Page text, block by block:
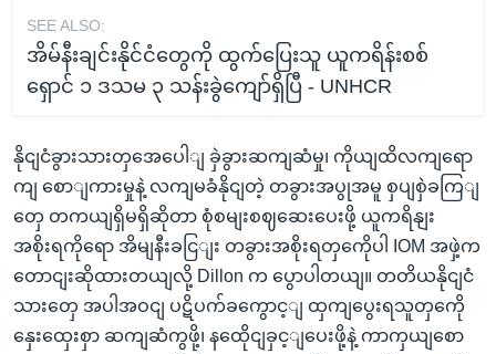
SEE ALSO:
အိမ်နီးချင်းနိုင်ငံတွေကို ထွက်ပြေးသူ ယူကရိန်းစစ်
ရှောင် ၁ ဒသမ ၃ သန်းခွဲကျော်ရှိပြီ - UNHCR
နိုငျငံခွားသားတှအေပေါျ ခှဲခွားဆကျဆံမှု၊ ကိုယျထိလကျရော
ကျ စောျကားမှုနဲ့ လကျမခံနိုငျတဲ့ တခွားအပွုအမူ စှပျစှဲခကြျ
တှေ တကယျရှိမရှိဆိုတာ စုံစမျးစဈဆေးပေးဖို့ ယူကရိနျး
အစိုးရကိုရော အိမျနီးခငြျး တခွားအစိုးရတှကေိုပါ IOM အဖှဲ့က
တောငျးဆိုထားတယျလို့ Dillon က ပွောပါတယျ။ တတိယနိုငျငံ
သားတှေ အပါအဝငျ ပဋိပက်ခကွောင့ျ ထှကျပွေးရသူတှကေို
နှေးထှေးစှာ ဆကျဆံကွဖို့၊ နထေိုငျခှင့ျပေးဖို့နဲ့ ကာကှယျစော